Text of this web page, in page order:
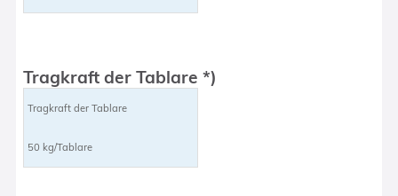
Tragkraft der Tablare *)
Tragkraft der Tablare
50 kg/Tablare